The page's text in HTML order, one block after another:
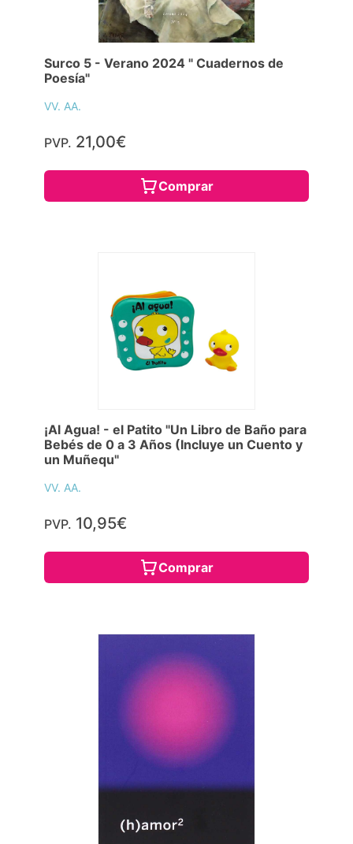
Surco 5 - Verano 2024 " Cuadernos de
Poesía"
VV. AA.
PVP. 21,00€
Comprar
¡Al Agua! - el Patito "Un Libro de Baño para
Bebés de 0 a 3 Años (Incluye un Cuento y
un Muñequ"
VV. AA.
PVP. 10,95€
Comprar